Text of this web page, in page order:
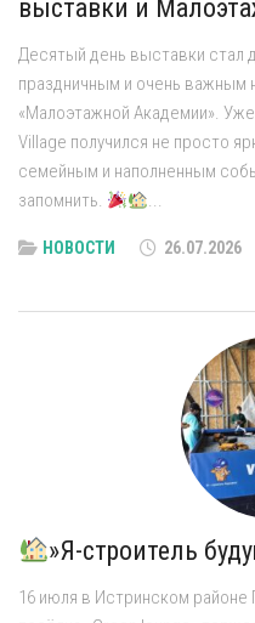
выставки и
Десятый день выставки стал
праздничным и очень важным
«Малоэтажной Академии».
Village получился не просто
семейным и наполненным
запомнить.
...
НОВОСТИ 26.07.2026
»Я-строитель
16 июля в Истринском районе